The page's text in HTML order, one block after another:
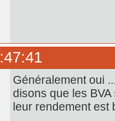
Généralement oui
disons que les
leur rendement est